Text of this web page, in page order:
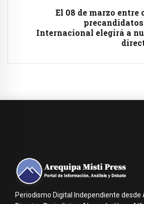
El 08 de marzo entre
Internacional elegirá a
Periodismo Digital Independiente desde